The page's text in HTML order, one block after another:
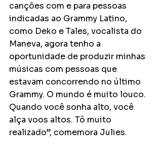
canções com e para pessoas
indicadas ao Grammy Latino,
como Deko e Tales, vocalista do
Maneva, agora tenho a
oportunidade de produzir minhas
músicas com pessoas que
estavam concorrendo no último
Grammy. O mundo é muito louco.
Quando você sonha alto, você
alça voos altos. Tô muito
realizado”, comemora Julies.